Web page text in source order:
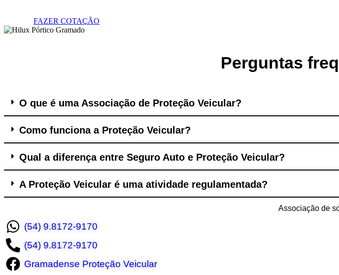
FAZER COTAÇÃO
Perguntas
O que é uma Associação de Proteção Veicular?
Como funciona a Proteção Veicular?
Qual a diferença entre Seguro Auto e Proteção Veicular?
A Proteção Veicular é uma atividade regulamentada?
Associação de
(54) 9.8172-9170
(54) 9.8172-9170
Gramadense Proteção Veicular